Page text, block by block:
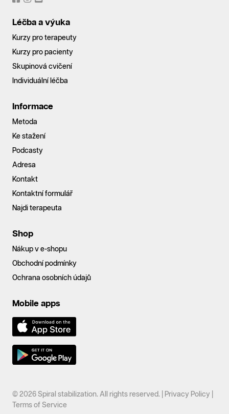
Léčba a výuka
Kurzy pro terapeuty
Kurzy pro pacienty
Skupinová cvičení
Individuální léčba
Informace
Metoda
Ke stažení
Podcasty
Adresa
Kontakt
Kontaktní formulář
Najdi terapeuta
Shop
Nákup v e-shopu
Obchodní podmínky
Ochrana osobních údajů
Mobile apps
© 2026 Spiral stabilization. All rights reserved. | Privacy Policy
Terms of Service